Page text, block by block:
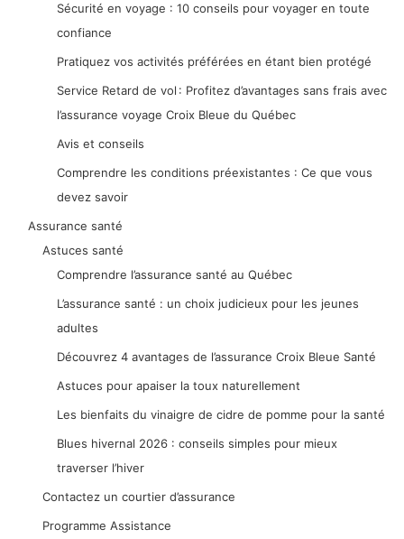
Sécurité en voyage : 10 conseils pour voyager en toute
confiance
Pratiquez vos activités préférées en étant bien protégé
Service Retard de vol : Profitez d’avantages sans frais avec
l’assurance voyage Croix Bleue du Québec
Avis et conseils
Comprendre les conditions préexistantes : Ce que vous
devez savoir
Assurance santé
Astuces santé
Comprendre l’assurance santé au Québec
L’assurance santé : un choix judicieux pour les jeunes
adultes
Découvrez 4 avantages de l’assurance Croix Bleue Santé
Astuces pour apaiser la toux naturellement
Les bienfaits du vinaigre de cidre de pomme pour la santé
Blues hivernal 2026 : conseils simples pour mieux
traverser l’hiver
Contactez un courtier d’assurance
Programme Assistance